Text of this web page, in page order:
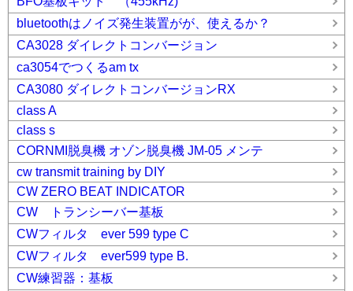
bluetoothはノイズ発生装置がが、使えるか？
CA3028 ダイレクトコンバージョン
ca3054でつくるam tx
CA3080 ダイレクトコンバージョンRX
class A
class s
CORNMI脱臭機 オゾン脱臭機 JM-05 メンテ
cw transmit training by DIY
CW ZERO BEAT INDICATOR
CW トランシーバー基板
CWフィルタ ever 599 type C
CWフィルタ ever599 type B.
CW練習器：基板